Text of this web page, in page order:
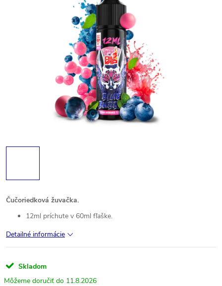
Čučoriedková žuvačka.
12ml príchute v 60ml fľaške.
Detailné informácie
Skladom
11.8.2026